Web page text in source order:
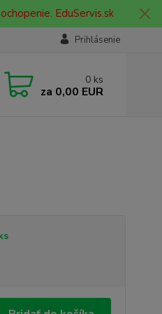
EduServis.sk
Prihlásenie
0 ks
za 0,00 EUR